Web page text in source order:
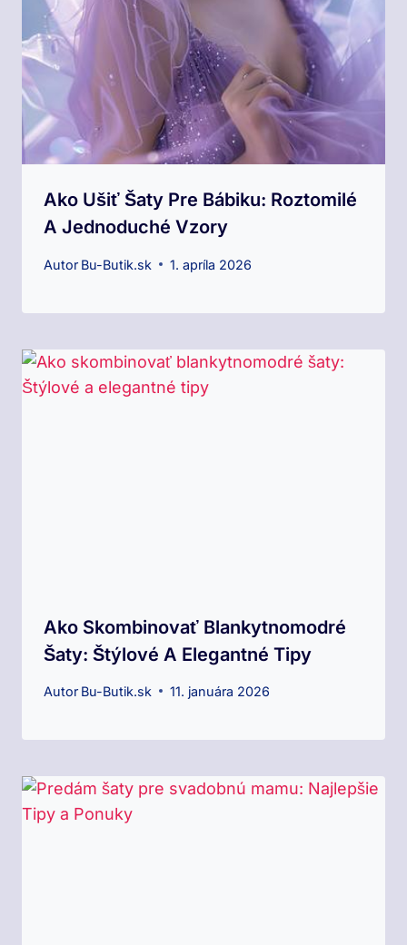
Ako Ušiť Šaty Pre Bábiku: Roztomilé
A Jednoduché Vzory
Autor Bu-Butik.sk 1. apríla 2026
Ako Skombinovať Blankytnomodré
Šaty: Štýlové A Elegantné Tipy
Autor Bu-Butik.sk 11. januára 2026